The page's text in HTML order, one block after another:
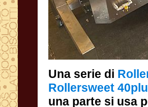
Una serie di
Rollersweet 40